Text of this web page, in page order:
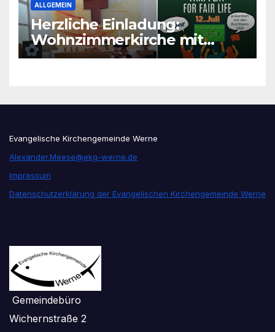
ALLGEMEIN
Herzliche Einladung:
Wohnzimmerkirche mit
unseren Konfis
Evangelische Kirchengemeinde Werne
Alexander.Meese@ekg-werne.de
Impressum
Datenschutzerklärung der Evangelischen Kirchengemeinde Werne
Gemeindebüro
Wichernstraße 2